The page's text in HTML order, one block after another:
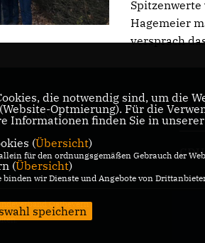
Hagemeier
versprach
DATENSCHUTZ
Ostbevern
die notwendig sind, um die
Optmierung). Für die
Informationen finden Sie in unserer
(Übersicht)
für den ordnungsgemäßen Gebrauch der
(Übersicht)
wir Dienste und Angebote von
speichern